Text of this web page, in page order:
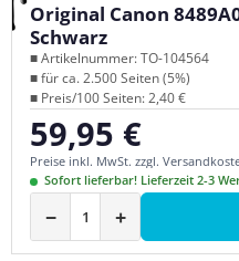
Original Canon
Schwarz
■ Artikelnummer: TO-104564
■ für ca. 2.500 Seiten (5%)
■ Preis/100 Seiten: 2,40 €
Regulärer Preis:
59,95 €
Preise inkl. MwSt. zzgl.
Sofort lieferbar! Lieferzeit 2-3
− +